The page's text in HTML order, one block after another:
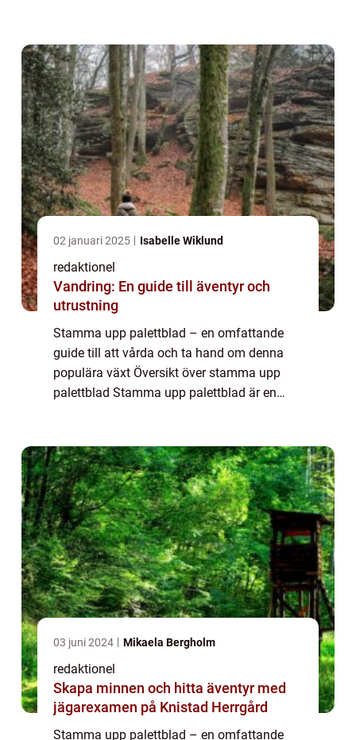
02 januari 2025 Isabelle Wiklund
redaktionel
Vandring: En guide till äventyr och
utrustning
Stamma upp palettblad – en omfattande
guide till att vårda och ta hand om denna
populära växt Översikt över stamma upp
palettblad Stamma upp palettblad är en
03 juni 2024 Mikaela Bergholm
redaktionel
Skapa minnen och hitta äventyr med
jägarexamen på Knistad Herrgård
Stamma upp palettblad – en omfattande